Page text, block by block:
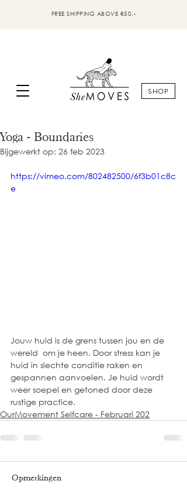
FREE SHIPPING ABOVE €50,-
SHOP
Yoga - Boundaries
Bijgewerkt op: 26 feb 2023
https://vimeo.com/802482500/6f3b01c8c
e
Jouw huid is de grens tussen jou en de
wereld  om je heen. Door stress kan je
huid in slechte conditie raken en
gespannen aanvoelen. Je huid wordt
weer soepel en getoned door deze
rustige practice.
OurMovement Selfcare - Februari 202
Opmerkingen